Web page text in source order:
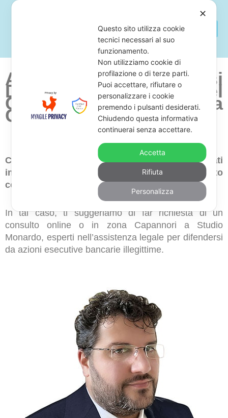
Avvocato Per Difendersi
Dal Pignoramento Del
Conto Corrente a
Capannori
Cerchi uno studio legale di avvocati specializzati
in annullamento di pignoramenti sul conto
corrente in zona Capannori?
In tal caso, ti suggeriamo di far richiesta di un
consulto online o in zona Capannori a Studio
Monardo, esperti nell’assistenza legale per difendersi
da azioni esecutive bancarie illegittime.
✕
Questo sito utilizza cookie
tecnici necessari al suo
funzionamento.
Non utilizziamo cookie di
profilazione o di terze parti.
Puoi accettare, rifiutare o
personalizzare i cookie
premendo i pulsanti desiderati.
Chiudendo questa informativa
continuerai senza accettare.
Accetta
Rifiuta
Personalizza